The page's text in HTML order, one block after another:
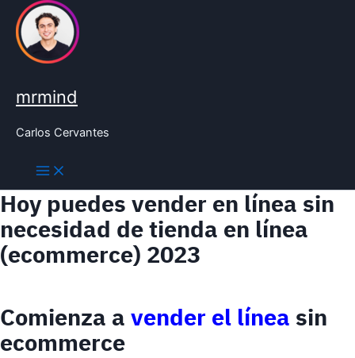
contenido
mrmind
Carlos Cervantes
Hoy puedes vender en línea sin
necesidad de tienda en línea
(ecommerce) 2023
Comienza a vender el línea sin
ecommerce